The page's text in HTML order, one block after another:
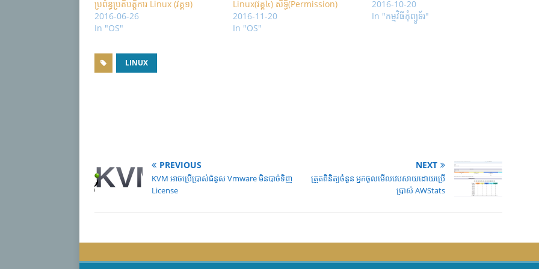
ប្រព័ន្ធ​​ប្រតិបត្តិការ​ Linux (វគ្គ១)
2016-06-26
In "OS"
Linux(វគ្គ៤) សិទ្ធិ(Permission)
2016-11-20
In "OS"
2016-10-20
In "កម្មវិធីកុំព្យូទ័រ"
LINUX
PREVIOUS
KVM អាចប្រើប្រាស់ជំនួស Vmware មិនបាច់ទិញ
License
NEXT
ត្រួតពិនិត្យចំនួន អ្នកចូលមើលវេបសាយដោយប្រើ
ប្រាស់ AWStats